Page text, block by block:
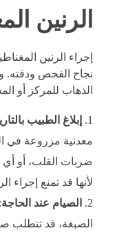
الرنين
إجراء الرنين
نجاح الفحص ودقته.
الذهاب للمركز أو
إبلاغ الطبيب
معدنية مزروعة في
ضربات القلب، أو
لأنها قد تمنع إجراء
الصيام عند الحاجة
الصبغة، قد تتطلب